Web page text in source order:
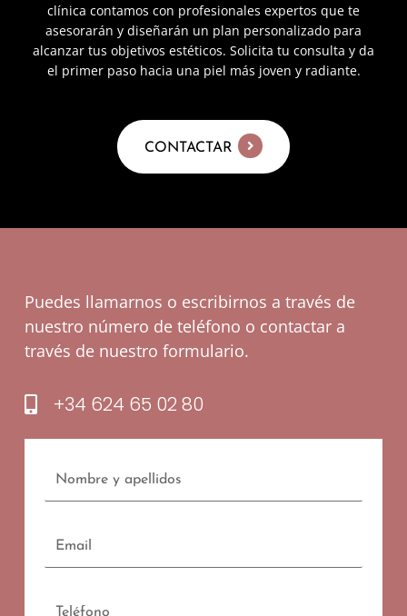
clínica contamos con profesionales expertos que te
asesorarán y diseñarán un plan personalizado para
alcanzar tus objetivos estéticos. Solicita tu consulta y da
el primer paso hacia una piel más joven y radiante.
CONTACTAR
Puedes llamarnos o escribirnos a través de
nuestro número de teléfono o contactar a
través de nuestro formulario.
+34 624 65 02 80
apellidos